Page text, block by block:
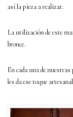
así la pieza a realizar.
La utilización de este
bronce.
En cada una de
les da ese toque